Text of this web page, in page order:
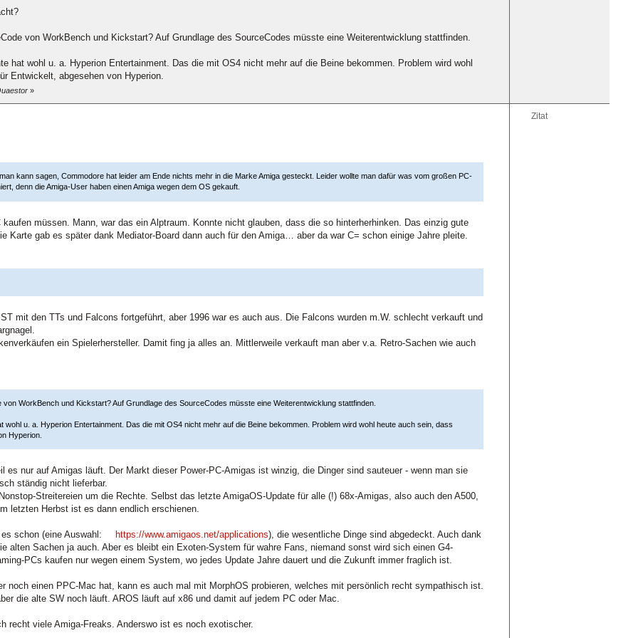
von WorkBench und Kickstart? Auf Grundlage des SourceCodes müsste eine Weiterentwicklung stattfinden.
hat wohl u. a. Hyperion Entertainment. Das die mit OS4 nicht mehr auf die Beine bekommen. Problem wird wohl
Entwickelt, abgesehen von Hyperion.
»
Zitat
kann sagen, Commodore hat leider am Ende nichts mehr in die Marke Amiga gesteckt. Leider wollte man dafür was vom großen PC-
denn die Amiga-User haben einen Amiga wegen dem OS gekauft.
müssen. Mann, war das ein Alptraum. Konnte nicht glauben, dass die so hinterherhinken. Das einzig gute
Karte gab es später dank Mediator-Board dann auch für den Amiga… aber da war C= schon einige Jahre pleite.
mit den TTs und Falcons fortgeführt, aber 1996 war es auch aus. Die Falcons wurden m.W. schlecht verkauft und
ein Spielerhersteller. Damit fing ja alles an. Mittlerweile verkauft man aber v.a. Retro-Sachen wie auch
WorkBench und Kickstart? Auf Grundlage des SourceCodes müsste eine Weiterentwicklung stattfinden.
wohl u. a. Hyperion Entertainment. Das die mit OS4 nicht mehr auf die Beine bekommen. Problem wird wohl heute auch sein, dass
Hyperion.
nur auf Amigas läuft. Der Markt dieser Power-PC-Amigas ist winzig, die Dinger sind sauteuer - wenn man sie
ständig nicht lieferbar.
Streitereien um die Rechte. Selbst das letzte AmigaOS-Update für alle (!) 68x-Amigas, also auch den A500,
letzten Herbst ist es dann endlich erschienen.
schon (eine Auswahl: https://www.amigaos.net/applications), die wesentliche Dinge sind abgedeckt. Auch dank
alten Sachen ja auch. Aber es bleibt ein Exoten-System für wahre Fans, niemand sonst wird sich einen G4-
PCs kaufen nur wegen einem System, wo jedes Update Jahre dauert und die Zukunft immer fraglich ist.
noch einen PPC-Mac hat, kann es auch mal mit MorphOS probieren, welches mit persönlich recht sympathisch ist.
die alte SW noch läuft. AROS läuft auf x86 und damit auf jedem PC oder Mac.
recht viele Amiga-Freaks. Anderswo ist es noch exotischer.